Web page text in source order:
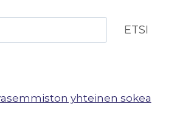
ETSI
yhteinen sokea